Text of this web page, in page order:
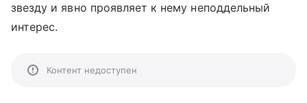
звезду и явно проявляет к нему неподдельный
интерес.
Контент недоступен